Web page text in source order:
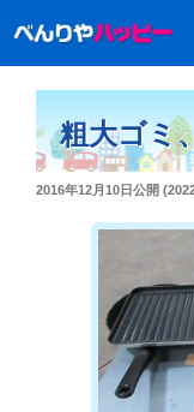
粗大ゴミ
投
2016年12月10日公開 (